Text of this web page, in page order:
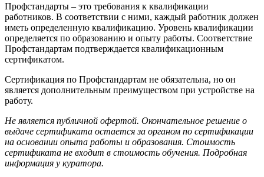
Профстандарты – это требования к квалификации
работников. В соответствии с ними, каждый работник должен
иметь определенную квалификацию. Уровень квалификации
определяется по образованию и опыту работы. Соответствие
Профстандартам подтверждается квалификационным
сертификатом.
Сертификация по Профстандартам не обязательна, но он
является дополнительным преимуществом при устройстве на
работу.
Не является публичной офертой. Окончательное решение о
выдаче сертификата остается за органом по сертификации
на основании опыта работы и образования. Стоимость
сертификата не входит в стоимость обучения. Подробная
информация у куратора.